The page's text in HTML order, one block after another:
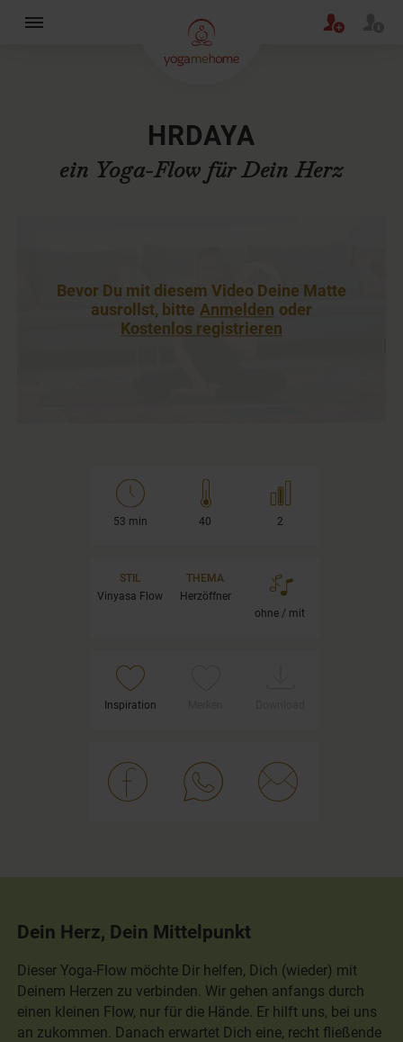
HRDAYA
ein Yoga-Flow für Dein Herz
Bevor Du mit diesem Video Deine Matte
ausrollst, bitte Anmelden oder
Kostenlos registrieren
53 min 40 2
STIL
Vinyasa Flow
THEMA
Herzöffner
ohne / mit
Inspiration
Dein Herz, Dein Mittelpunkt
Dieser Yoga-Flow möchte Dir helfen, Dich (wieder) mit
Deinem Herzen zu verbinden. Wir gehen anfangs durch
einen kleinen Flow, nur für die Hände. Er hilft uns, bei uns
an zukommen. Danach erwartet Dich eine, recht fließende